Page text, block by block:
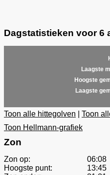
Dagstatistieken voor 6
Laagste
Hoogste
Laagste
Toon alle hittegolven
Toon
Toon Hellmann-grafiek
Zon
Zon op:
06:08
Hoogste punt:
13:45